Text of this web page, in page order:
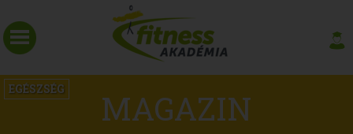
EGÉSZSÉG MAGAZIN